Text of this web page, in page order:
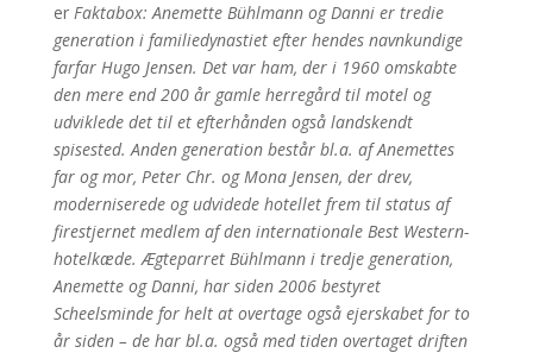
er Faktabox: Anemette Bühlmann og Danni er tredie
generation i familiedynastiet efter hendes navnkundige
farfar Hugo Jensen. Det var ham, der i 1960 omskabte
den mere end 200 år gamle herregård til motel og
udviklede det til et efterhånden også landskendt
spisested. Anden generation består bl.a. af Anemettes
far og mor, Peter Chr. og Mona Jensen, der drev,
moderniserede og udvidede hotellet frem til status af
firestjernet medlem af den internationale Best Western-
hotelkæde. Ægteparret Bühlmann i tredje generation,
Anemette og Danni, har siden 2006 bestyret
Scheelsminde for helt at overtage også ejerskabet for to
år siden – de har bl.a. også med tiden overtaget driften